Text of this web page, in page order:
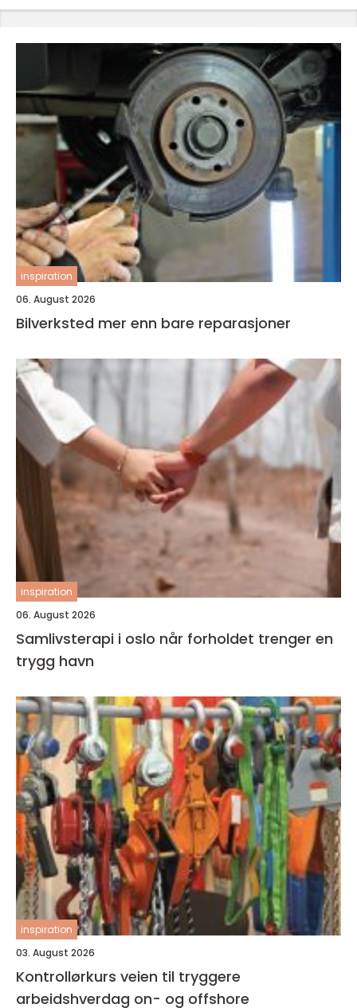
inspiration
06. August 2026
Bilverksted mer enn bare reparasjoner
inspiration
06. August 2026
Samlivsterapi i oslo når forholdet trenger en
trygg havn
inspiration
03. August 2026
Kontrollørkurs veien til tryggere
arbeidshverdag on- og offshore